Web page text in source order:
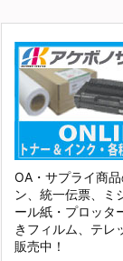
OA・サプライ商
ン、統一伝票、ミ
ール紙・プロッタ
きフィルム、テレ
販売中！